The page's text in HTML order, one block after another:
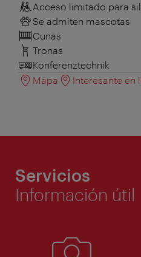
Acceso limitado para
Se admiten mascotas
Cunas
Tronas
Konferenztechnik
Mapa
Interesante en
Servicios
Información útil